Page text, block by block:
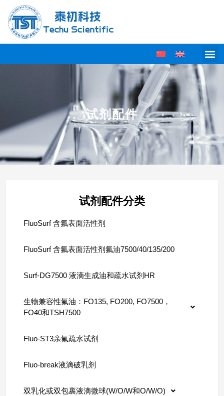
试剂配件
试剂配件分类
FluoSurf 含氟表面活性剂
FluoSurf 含氟表面活性剂氟油7500/40/135/200
Surf-DG7500 液滴生成油和疏水试剂HR
生物兼容性氟油：FO135, FO200, FO7500，
FO40和TSH7500
Fluo-ST3亲氟疏水试剂
Fluo-break液滴破乳剂
双乳化或双包裹液滴微球(W/O/W和O/W/O)